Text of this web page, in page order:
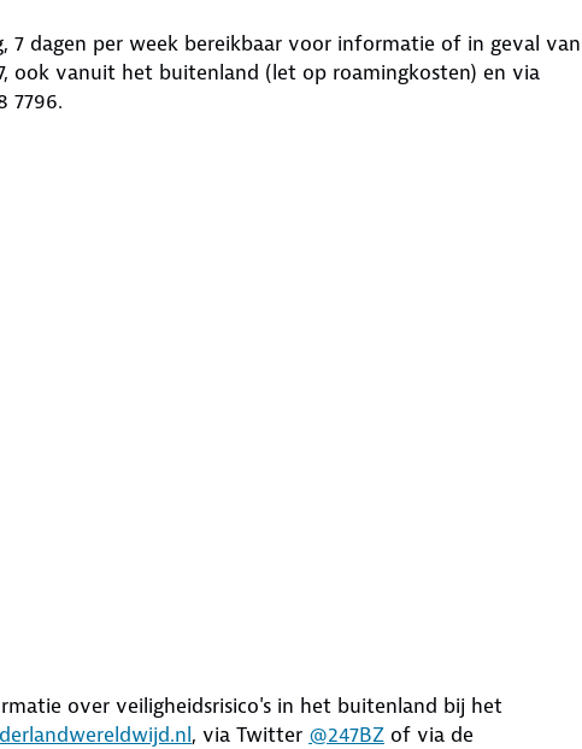
7 dagen per week bereikbaar voor informatie of in geval van
ook vanuit het buitenland (let op roamingkosten) en via
7796.
over veiligheidsrisico's in het buitenland bij het
, via Twitter @247BZ of via de